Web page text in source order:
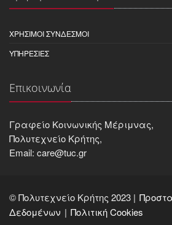
ΧΡΉΣΙΜΟΙ ΣΎΝΔΕΣΜΟΙ
ΥΠΗΡΕΣΊΕΣ
Επικοινωνία
Γραφείο Κοινωνικής Μέριμνας,
Πολυτεχνείο Κρήτης,
Email: care@tuc.gr
© Πολυτεχνείο Κρήτης 2023 |
Δεδομένων
Πολιτική Cookies